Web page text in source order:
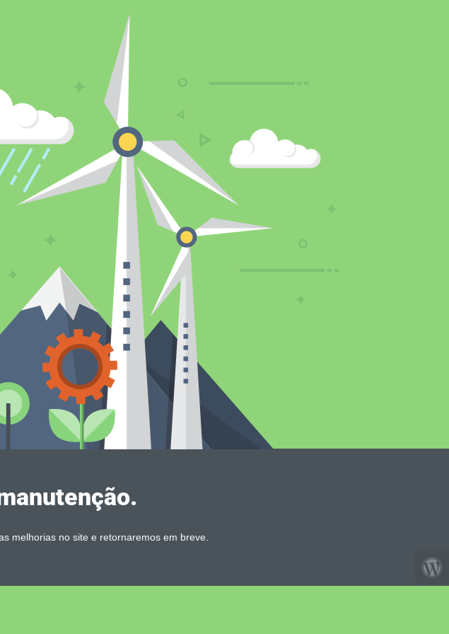
melhorias no site e retornaremos em breve.